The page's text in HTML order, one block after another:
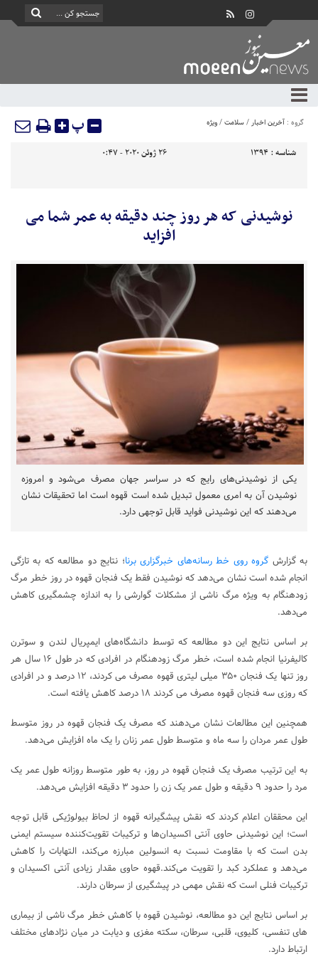
گروه : آخرین اخبار/سلامت/ویژه پ
شناسه : 1394 26 ژوئن 2020 - 0:47
نوشیدنی که هر روز چند دقیقه به عمر شما می
افزاید
یکی از نوشیدنی‌های رایج که در سراسر جهان مصرف می‌شود و امروزه
نوشیدن آن به امری معمول تبدیل شده است قهوه است اما تحقیقات نشان
می‌دهند که این نوشیدنی فواید قابل توجهی دارد.
به گزارش گروه روی خط رسانه‌های خبرگزاری برنا؛ نتایج دو مطالعه که به تازگی
انجام شده است نشان می‌دهد که نوشیدن فقط یک فنجان قهوه در روز خطر مرگ
زودهنگام به ویژه مرگ ناشی از مشکلات گوارشی را به اندازه چشمگیری کاهش
می‌دهد.
بر اساس نتایج این دو مطالعه که توسط دانشگاه‌های ایمپریال لندن و سوترن
کالیفرنیا انجام شده است، خطر مرگ زودهنگام در افرادی که در طول ۱۶ سال هر
روز تنها یک فنجان ۳۵۰ میلی لیتری قهوه مصرف می کردند، ۱۲ درصد و در افرادی
که روزی سه فنجان قهوه مصرف می کردند ۱۸ درصد کاهش یافته است.
همچنین این مطالعات نشان می‌دهند که مصرف یک فنجان قهوه در روز متوسط
طول عمر مردان را سه ماه و متوسط طول عمر زنان را یک ماه افزایش می‌دهد.
به این ترتیب مصرف یک فنجان قهوه در روز، به طور متوسط روزانه طول عمر یک
مرد را حدود ۹ دقیقه و طول عمر یک زن را حدود ۳ دقیقه افزایش می‌دهد.
این محققان اعلام کردند که نقش پیشگیرانه قهوه از لحاظ بیولوژیکی قابل توجه
است؛ این نوشیدنی حاوی آنتی اکسیدان‌ها و ترکیبات تقویت‌کننده سیستم ایمنی
بدن است که با مقاومت نسبت به انسولین مبارزه می‌کند، التهابات را کاهش
می‌دهد و عملکرد کبد را تقویت می‌کند.قهوه حاوی مقدار زیادی آنتی اکسیدان و
ترکیبات فنلی است که نقش مهمی در پیشگیری از سرطان دارند.
بر اساس نتایج این دو مطالعه، نوشیدن قهوه با کاهش خطر مرگ ناشی از بیماری
های تنفسی، کلیوی، قلبی، سرطان، سکته مغزی و دیابت در میان نژادهای مختلف
ارتباط دارد.